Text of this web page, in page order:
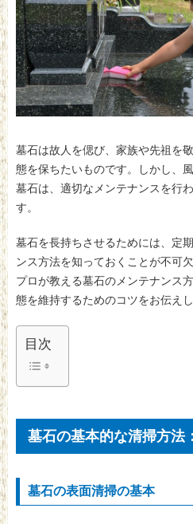
墓石は故人を偲び、家族や先祖を
態を保ちたいものです。しかし、
墓石は、適切なメンテナンスを行
す。
墓石を長持ちさせるためには、定
ンス方法を知っておくことが不可
プロが教える墓石のメンテナンス
態を維持するためのコツをお伝えし
目次
墓石の基本的な清掃方法
墓石の表面清掃の基本